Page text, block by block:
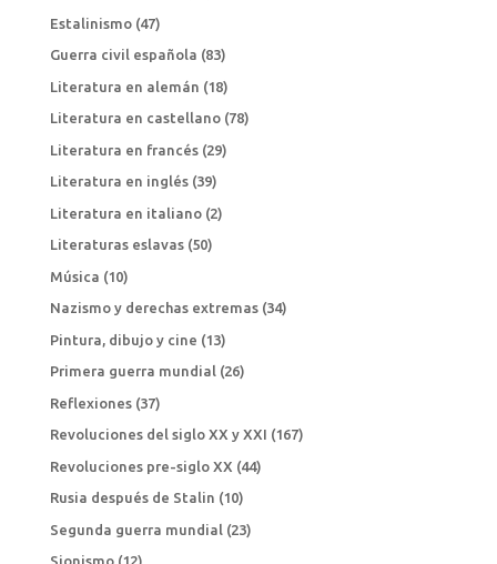
Estalinismo(47)
Guerra civil española (83)
Literatura en alemán (18)
Literatura en castellano(78)
Literatura en francés(29)
Literatura en inglés(39)
Literatura en italiano(2)
Literaturas eslavas(50)
Música (10)
Nazismo y derechas extremas(34)
Pintura, dibujo y cine (13)
Primera guerra mundial(26)
Reflexiones(37)
Revoluciones del siglo XX y XXI (167)
Revoluciones pre-siglo XX (44)
Rusia después de Stalin (10)
Segunda guerra mundial (23)
Sionismo(12)